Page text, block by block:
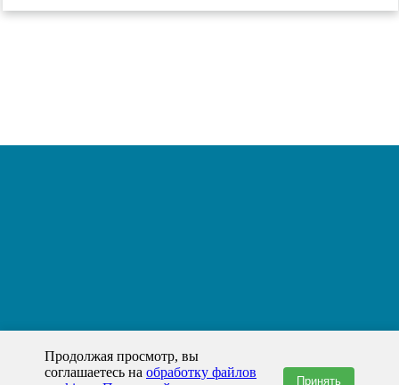
Продолжая просмотр, вы
соглашаетесь на обработку файлов
Принять